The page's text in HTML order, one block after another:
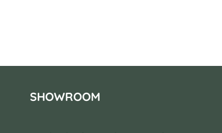
SHOWROOM